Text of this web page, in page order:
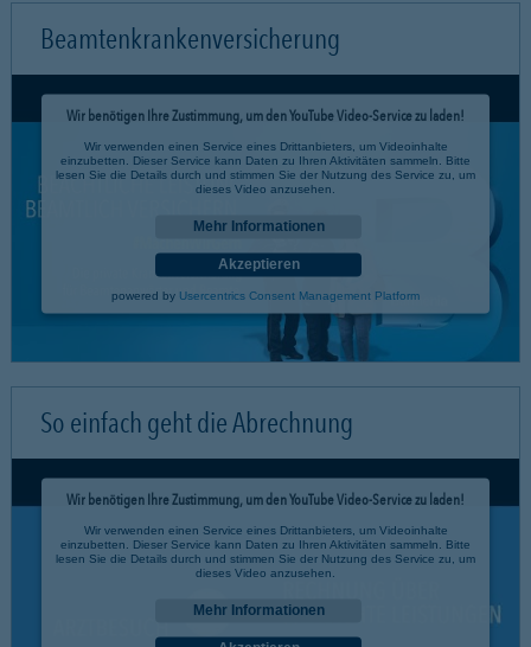
Beamtenkrankenversicherung
Wir benötigen Ihre Zustimmung, um den YouTube Video-Service zu laden!
Wir verwenden einen Service eines Drittanbieters, um Videoinhalte
einzubetten. Dieser Service kann Daten zu Ihren Aktivitäten sammeln. Bitte
lesen Sie die Details durch und stimmen Sie der Nutzung des Service zu, um
dieses Video anzusehen.
Mehr Informationen
Akzeptieren
powered by Usercentrics Consent Management Platform
So einfach geht die Abrechnung
Wir benötigen Ihre Zustimmung, um den YouTube Video-Service zu laden!
Wir verwenden einen Service eines Drittanbieters, um Videoinhalte
einzubetten. Dieser Service kann Daten zu Ihren Aktivitäten sammeln. Bitte
lesen Sie die Details durch und stimmen Sie der Nutzung des Service zu, um
dieses Video anzusehen.
Mehr Informationen